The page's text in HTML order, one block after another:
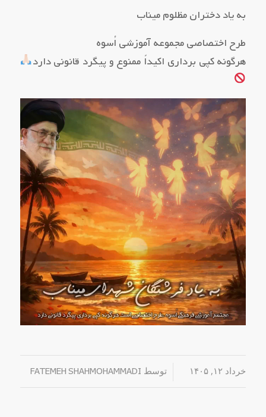
به یاد دختران مظلوم میناب
طرح اختصاصی مجموعه آموزشی اُسوه
هرگونه کپی برداری اکیداً ممنوع و پیگرد قانونی دارد
خرداد ۱۲, ۱۴۰۵ / توسط FATEMEH SHAHMOHAMMADI